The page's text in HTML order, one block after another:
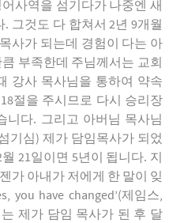
사역을 섬기다가 나중엔 새
그것도 다 합쳐서 2년 9개월
사가 되는데 경험이 다는 아
부족한데 주님께서는 교회
강사 목사님을 통하여 약속
절을 주시므로 다시 승리장
니다. 그리고 아버님 목사님
기심) 제가 담임목사가 되었
21일이면 5년이 됩니다. 지
가 아내가 저에게 한 말이 잊
you have changed’(제임스,
제가 담임 목사가 된 후 달